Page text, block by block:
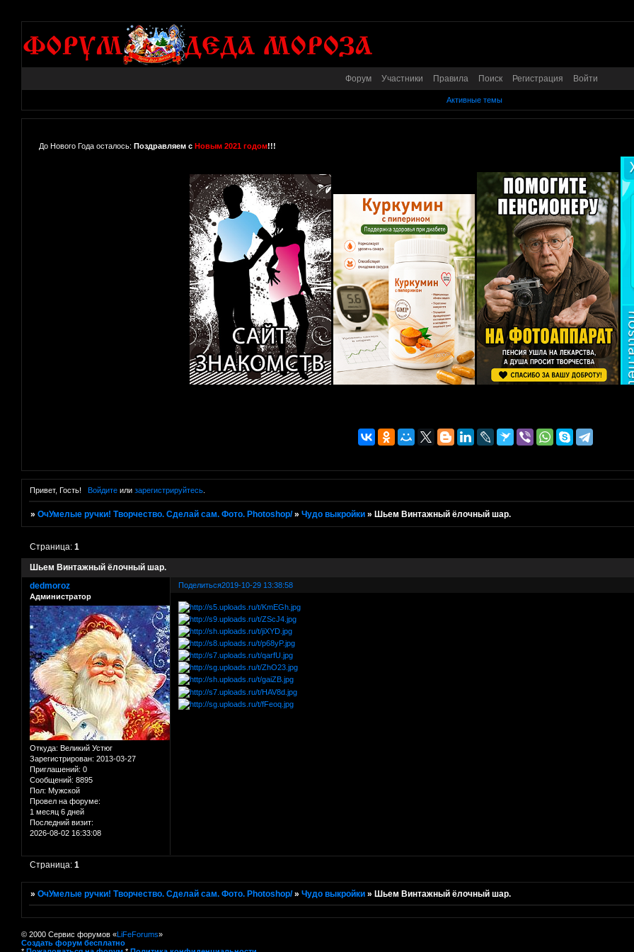
Форум Участники Правила Поиск Регистрация Войти
Активные темы
До Нового Года осталось: Поздравляем с Новым 2021 годом!!!
Привет, Гость! Войдитеили зарегистрируйтесь.
»ОчУмелые ручки! Творчество. Сделай сам. Фото. Photoshop/ »Чудо выкройки » Шьем Винтажный ёлочный шар.
Шьем Винтажный ёлочный шар.
Страница:1
Поделиться2019-10-29 13:38:58
dedmoroz
Администратор
Откуда: Великий Устюг
Зарегистрирован: 2013-03-27
Приглашений: 0
Сообщений: 8895
Пол: Мужской
Провел на форуме:
1 месяц 6 дней
Последний визит:
2026-08-02 16:33:08
Страница:1
»ОчУмелые ручки! Творчество. Сделай сам. Фото. Photoshop/ »Чудо выкройки » Шьем Винтажный ёлочный шар.
© 2000 Сервис форумов «LiFeForums»
Создать форум бесплатно